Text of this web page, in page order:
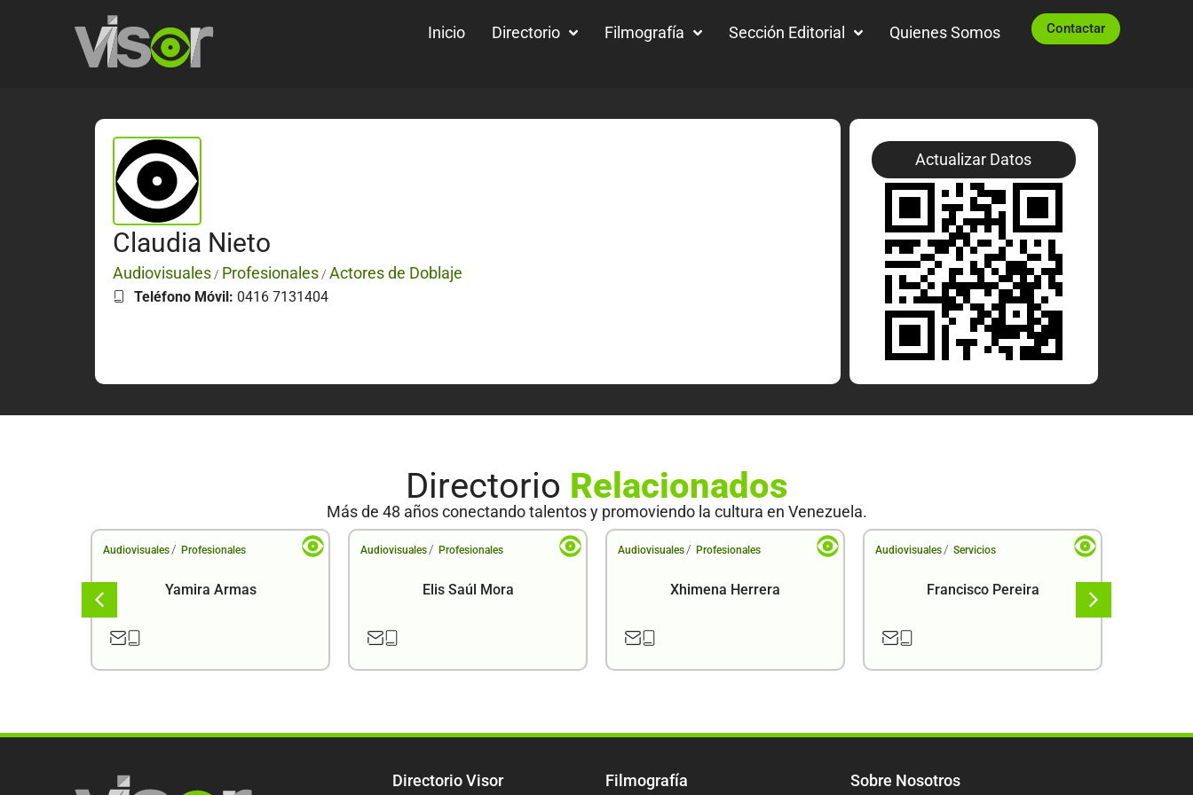
Inicio Directorio Filmografía Sección Editorial Quienes Somos Contactar
Claudia Nieto
Audiovisuales / Profesionales / Actores de Doblaje
Teléfono Móvil: 0416 7131404
Actualizar Datos
Directorio Relacionados
Más de 48 años conectando talentos y promoviendo la cultura en Venezuela.
Audiovisuales / Profesionales
Yamira Armas
Audiovisuales / Profesionales
Elis Saúl Mora
Audiovisuales / Profesionales
Xhimena Herrera
Audiovisuales / Servicios
Francisco Pereira
Directorio Visor Filmografía Sobre Nosotros